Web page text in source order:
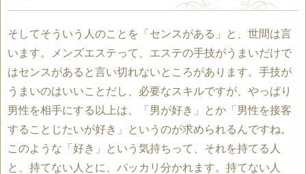
そしてそういう人のことを「センスがある」と、世間は言
います。メンズエステって、エステの手技がうまいだけで
はセンスがあると言い切れないところがあります。手技が
うまいのはいいことだし、必要なスキルですが、やっぱり
男性を相手にする以上は、「男が好き」とか「男性を接客
することじたいが好き」というのが求められるんですね。
このような「好き」という気持ちって、それを持てる人
と、持てない人とに、パッカリ分かれます。持てない人